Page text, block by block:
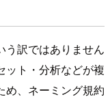
う訳ではありません
ット・分析などが複
め、ネーミング規約